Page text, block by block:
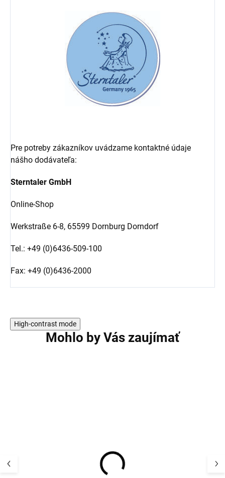
Pre potreby zákazníkov uvádzame kontaktné údaje
nášho dodávateľa:
Sterntaler GmbH
Online-Shop
Werkstraße 6-8, 65599 Dornburg Dorndorf
Tel.: +49 (0)6436-509-100
Fax: +49 (0)6436-2000
High-contrast mode
Mohlo by Vás zaujímať